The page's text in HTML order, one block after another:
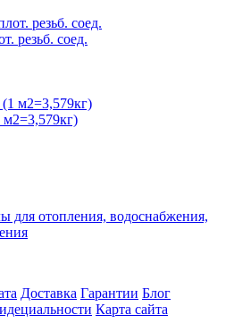
резьб. соед.
для отопления, водоснабжения,
Доставка Гарантии Блог
Карта сайта